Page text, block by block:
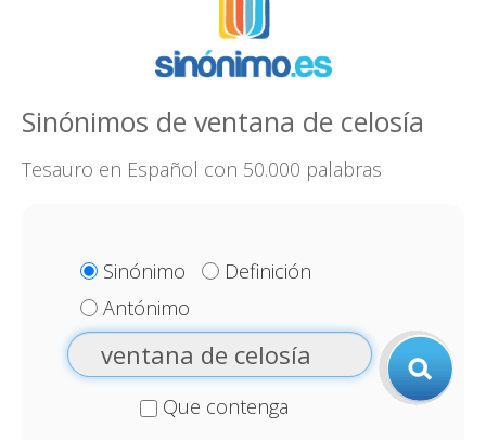
Sinónimos de ventana de celosía
Tesauro en Español con 50.000 palabras
Sinónimo
Definición
Antónimo
Que contenga